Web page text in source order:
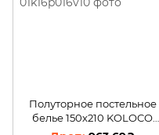
Полуторное постельное
белье 150х210 KOLOCO
Бело-черная/06-54 (11)